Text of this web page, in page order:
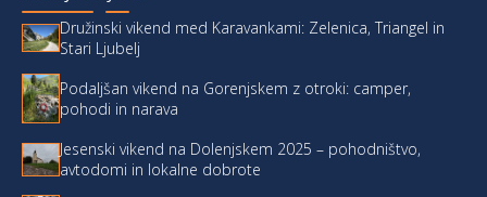
Družinski vikend med Karavankami: Zelenica, Triangel in
Stari Ljubelj
Podaljšan vikend na Gorenjskem z otroki: camper,
pohodi in narava
Jesenski vikend na Dolenjskem 2025 – pohodništvo,
avtodomi in lokalne dobrote